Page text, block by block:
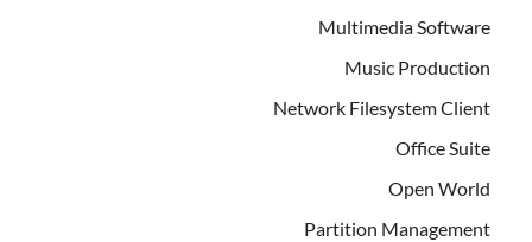
Multimedia Software
Music Production
Network Filesystem Client
Office Suite
Open World
Partition Management